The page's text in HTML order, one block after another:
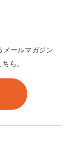
メールマガジン
ら。